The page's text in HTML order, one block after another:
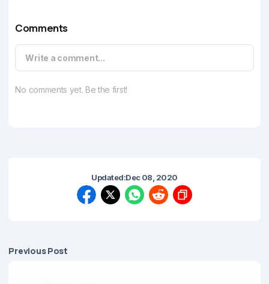
Comments
Write a comment...
No comments yet. Be the first!
Updated:Dec 08, 2020
Previous Post